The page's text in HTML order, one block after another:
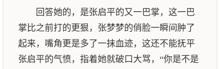
回答她的，是张启平的又一巴掌，这一巴
掌比之前打的更狠，张梦梦的俏脸一瞬间肿了
起来，嘴角更是多了一抹血迹，这还不能抚平
张启平的气愤，指着她就破口大骂，“你是不是